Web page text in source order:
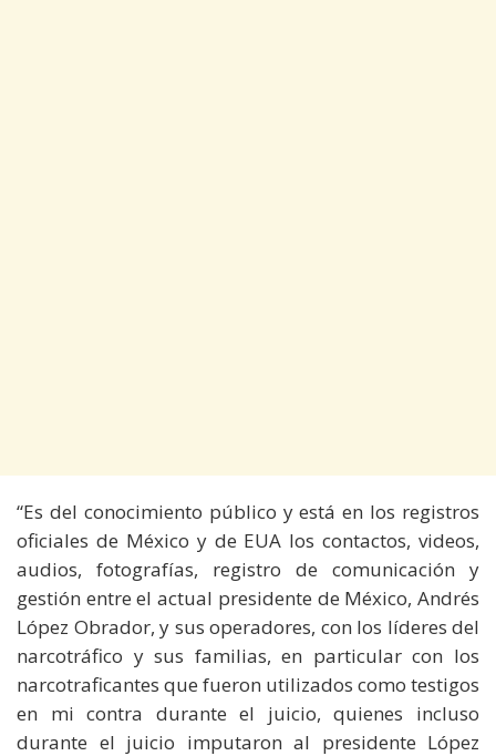
“Es del conocimiento público y está en los registros
oficiales de México y de EUA los contactos, videos,
audios, fotografías, registro de comunicación y
gestión entre el actual presidente de México, Andrés
López Obrador, y sus operadores, con los líderes del
narcotráfico y sus familias, en particular con los
narcotraficantes que fueron utilizados como testigos
en mi contra durante el juicio, quienes incluso
durante el juicio imputaron al presidente López